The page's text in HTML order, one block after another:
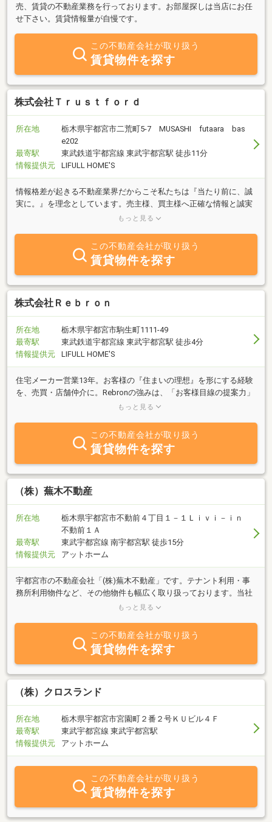
売、賃貸の不動産業務を行っております。お部屋探しは当店にお任
せ下さい。賃貸情報量が自慢です。
この不動産会社が取り扱う
賃貸物件を探す
株式会社Ｔｒｕｓｔｆｏｒｄ
所在地
栃木県宇都宮市二荒町5-7 MUSASHI futaara bas
e202
最寄駅
東武鉄道宇都宮線 東武宇都宮駅 徒歩11分
情報提供元
LIFULL HOME'S
情報格差が起きる不動産業界だからこそ私たちは『当たり前に、誠
実に。』を理念としています。売主様、買主様へ正確な情報と誠実
な対応を。弊社は宇都宮を拠点に着実に信頼を積み重ねる不動産会
もっと見る
この不動産会社が取り扱う
賃貸物件を探す
株式会社Ｒｅｂｒｏｎ
所在地
栃木県宇都宮市駒生町1111-49
最寄駅
東武鉄道宇都宮線 東武宇都宮駅 徒歩4分
情報提供元
LIFULL HOME'S
住宅メーカー営業13年。お客様の『住まいの理想』を形にする経験
を、売買・店舗仲介に。Rebronの強みは、「お客様目線の提案力」
に加え、住宅の本質を知る目です。皆様の大切な不動産取引をサポ
もっと見る
この不動産会社が取り扱う
賃貸物件を探す
（株）蕪木不動産
所在地
栃木県宇都宮市不動前４丁目１－１Ｌｉｖｉ－ｉｎ
不動前１Ａ
最寄駅
東武宇都宮線 南宇都宮駅 徒歩15分
情報提供元
アットホーム
宇都宮市の不動産会社「(株)蕪木不動産」です。テナント利用・事
務所利用物件など、その他物件も幅広く取り扱っております。当社
の掲載物件以外(他社様にて掲載中の物件)などもなんとっ！◆◇ほ
も、弊社なら一括でご紹介が可能となっております。公共機関など
でお越しの方は、近隣の駅などの送迎サービスも行っております。
お車でお越しの方は、『事務所隣の「かつ盛様駐車場」』をご利用
頂けますので、お気軽にお越しくださいませ。それでは皆様のご来
店を心よりお待ちしております！
もっと見る
この不動産会社が取り扱う
賃貸物件を探す
（株）クロスランド
所在地
栃木県宇都宮市宮園町２番２号ＫＵビル４Ｆ
最寄駅
東武宇都宮線 東武宇都宮駅
情報提供元
アットホーム
この不動産会社が取り扱う
賃貸物件を探す